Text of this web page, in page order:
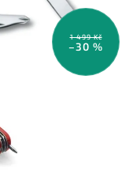
1 499 Kč
–30 %